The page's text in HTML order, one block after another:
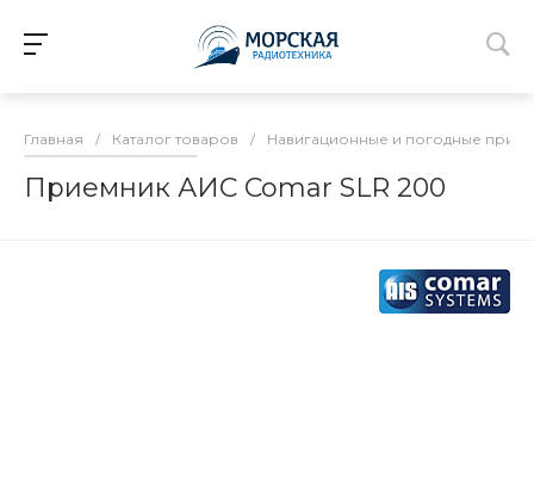
Главная / Каталог товаров / Навигационные и погодные
Приемник АИС Comar SLR 200